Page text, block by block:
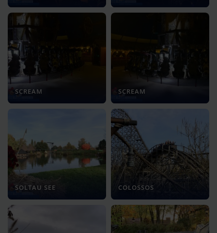
SCREAM SCREAM
SOLTAU SEE COLOSSOS